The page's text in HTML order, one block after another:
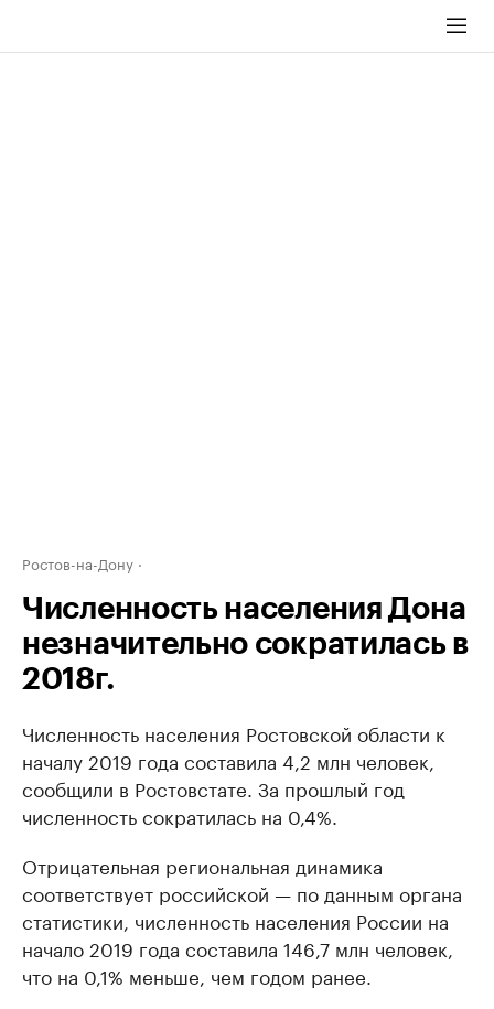
Ростов-на-Дону
Численность населения Дона
незначительно сократилась в
2018г.
Численность населения Ростовской области к
началу 2019 года составила 4,2 млн человек,
сообщили в Ростовстате. За прошлый год
численность сократилась на 0,4%.
Отрицательная региональная динамика
соответствует российской — по данным органа
статистики, численность населения России на
начало 2019 года составила 146,7 млн человек,
что на 0,1% меньше, чем годом ранее.